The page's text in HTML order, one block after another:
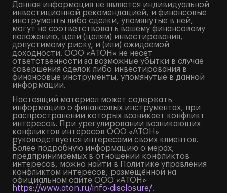
Данная информация не является индивидуальной
инвестиционной рекомендацией, и финансовые
инструменты либо сделки, упомянутые в ней,
могут не соответствовать вашему финансовому
положению, цели (целям) инвестирования,
допустимому риску, и (или) ожидаемой
доходности. ООО «АТОН» не несет
ответственности за возможные убытки в случае
совершения сделок либо инвестирования в
финансовые инструменты, упомянутые в данной
информации.
Настоящий материал может содержать
информацию о финансовых инструментах, при
распространении которых возникает конфликт
интересов. При урегулировании возникающих
конфликтов интересов ООО «АТОН»
руководствуется интересами своих клиентов.
Более подробную информацию о мерах,
предпринимаемых в отношении конфликтов
интересов, можно найти в Политике управления
конфликтом интересов, размещённой на
официальном сайте ООО «АТОН»
https://www.aton.ru/info-disclosure/.